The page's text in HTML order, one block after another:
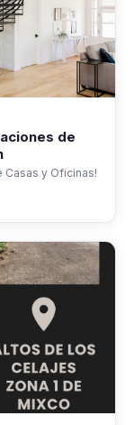
de
Casas y Oficinas!